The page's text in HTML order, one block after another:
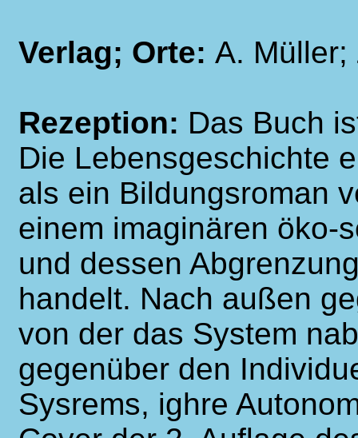
Verlag; Orte: A. Müller;
Rezeption: Das Buch
Die Lebensgeschichte
als ein Bildungsroman
einem imaginären öko-
und dessen
handelt. Nach außen
von der das System
gegenüber den
Sysrems, ighre